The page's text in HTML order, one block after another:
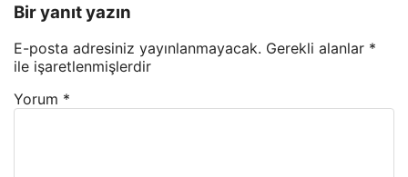
Bir yanıt yazın
E-posta adresiniz yayınlanmayacak. Gerekli alanlar *
ile işaretlenmişlerdir
Yorum *